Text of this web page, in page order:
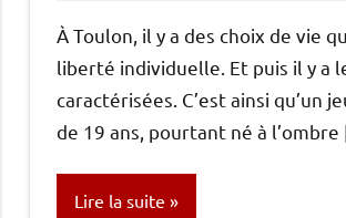
À Toulon, il y a des choix de vie
liberté individuelle. Et puis il y a
caractérisées. C’est ainsi qu’un
de 19 ans, pourtant né à
Lire la suite